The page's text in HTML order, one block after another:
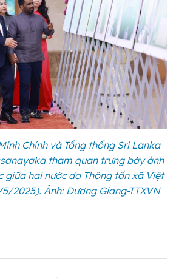
Chính và Tổng thống Sri Lanka
tham quan trưng bày ảnh
giữa hai nước do Thông tấn xã Việt
2025). Ảnh: Dương Giang-TTXVN